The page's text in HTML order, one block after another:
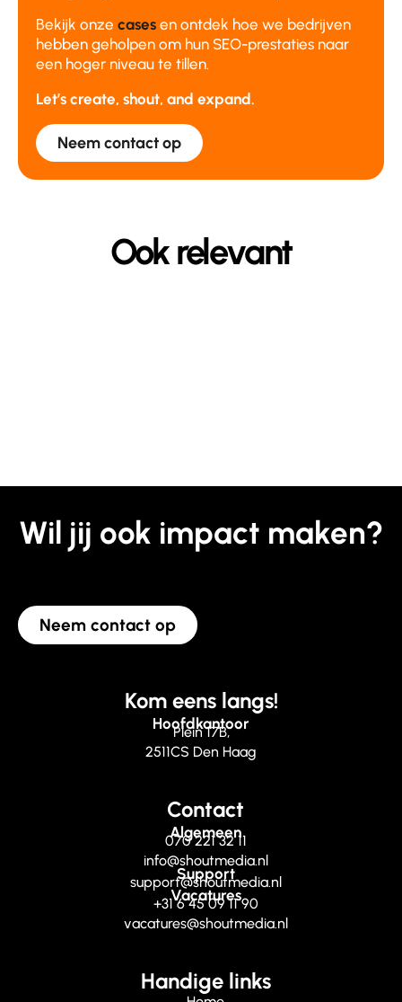
Bekijk onze cases en ontdek hoe we bedrijven
hebben geholpen om hun SEO-prestaties naar
een hoger niveau te tillen.
Let’s create, shout, and expand.
Neem contact op
Ook relevant
Wil jij ook impact maken?
Neem contact op
Kom eens langs!
Hoofdkantoor
Plein 17B,
2511CS Den Haag
Contact
Algemeen
070 221 32 11
info@shoutmedia.nl
Support
support@shoutmedia.nl
Vacatures
+31 6 45 09 11 90
vacatures@shoutmedia.nl
Handige links